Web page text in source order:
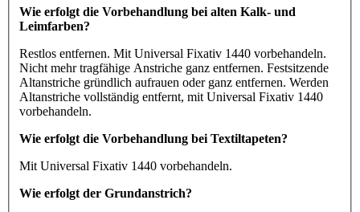
Wie erfolgt die Vorbehandlung bei alten Kalk- und
Leimfarben?
Restlos entfernen. Mit Universal Fixativ 1440 vorbehandeln.
Nicht mehr tragfähige Anstriche ganz entfernen. Festsitzende
Altanstriche gründlich aufrauen oder ganz entfernen. Werden
Altanstriche vollständig entfernt, mit Universal Fixativ 1440
vorbehandeln.
Wie erfolgt die Vorbehandlung bei Textiltapeten?
Mit Universal Fixativ 1440 vorbehandeln.
Wie erfolgt der Grundanstrich?